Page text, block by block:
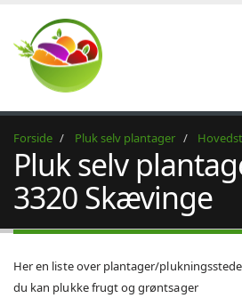
Forside Pluk selv plantager
Pluk selv
3320 Skævinge
Her en liste over plantager/
du kan plukke frugt og grøntsager